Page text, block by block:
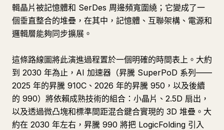
輯晶片被記憶體和 SerDes 周邊頻寬圍繞；它變成了一
個垂直整合的堆疊，在其中，記憶體、互聯架構、電源和
邏輯層能夠同步擴展。
這條路線圖將此演進過程置於一個明確的時間表上。大約
到 2030 年為止，AI 加速器（昇騰 SuperPoD 系列——
2025 年的昇騰 910C、2026 年的昇騰 950，以及後續
的 990）將依賴成熟技術的組合：小晶片、2.5D 扇出，
以及透過微凸塊和標準間距混合鍵合實現的 3D 堆疊。大
約在 2030 年左右，昇騰 990 將把 LogicFolding 引入